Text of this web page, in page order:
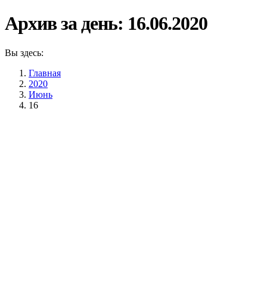
Архив за день: 16.06.2020
Вы здесь:
Главная
2020
Июнь
16